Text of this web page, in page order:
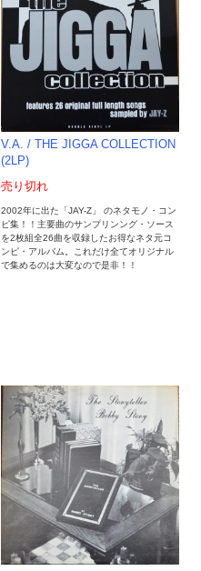
V.A. ‎/ THE JIGGA COLLECTION
(2LP)
売り切れ
2002年に出た「JAY-Z」 のネタモノ・コン
ピ集！！主要曲のサンプリンング・ソース
を2枚組全26曲を収録したお得なネタ元コ
ンピ・アルバム。これだけ全てオリジナル
で集めるのは大変なので是非！！